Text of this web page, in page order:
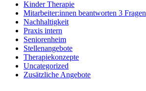
Kinder Therapie
Mitarbeiter:innen beantworten 3 Fragen
Nachhaltigkeit
Praxis intern
Seniorenheim
Stellenangebote
Therapiekonzepte
Uncategorized
Zusätzliche Angebote